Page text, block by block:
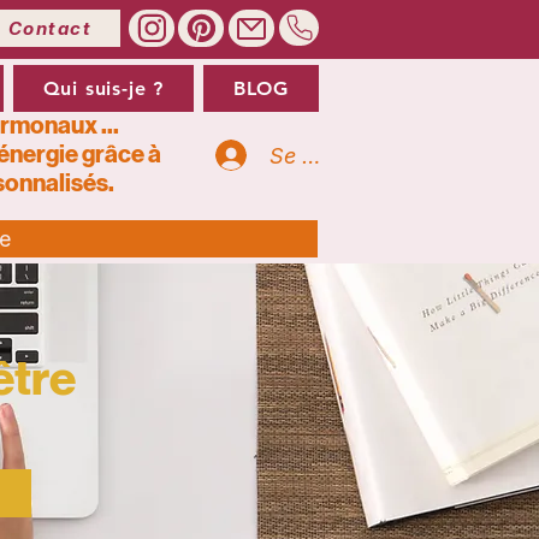
Contact
Qui suis-je ? BLOG
...
grâce à
Se connecter